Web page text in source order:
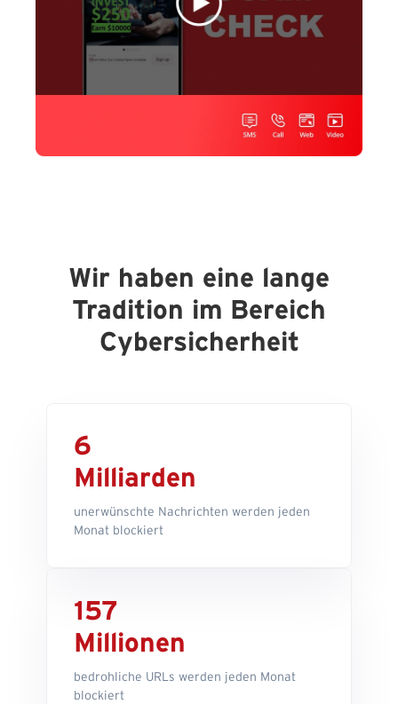
Wir haben eine lange
Tradition im Bereich
Cybersicherheit
6
Milliarden
unerwünschte Nachrichten werden jeden
Monat blockiert
157
Millionen
bedrohliche URLs werden jeden Monat
blockiert